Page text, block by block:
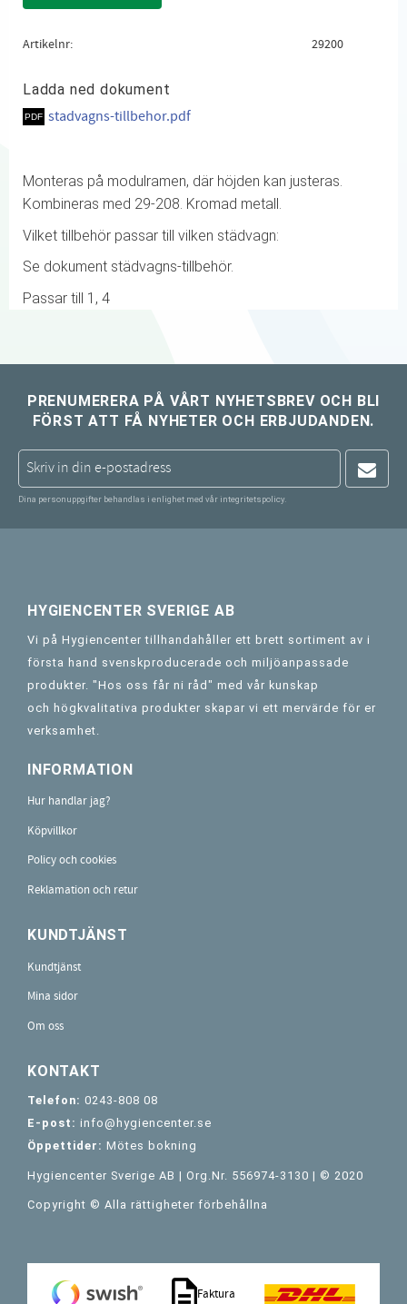
Artikelnr 29200
Ladda ned dokument
stadvagns-tillbehor.pdf
Monteras på modulramen, där höjden kan justeras.
Kombineras med 29-208. Kromad metall.
Vilket tillbehör passar till vilken städvagn:
Se dokument städvagns-tillbehör.
Passar till 1, 4
PRENUMERERA PÅ VÅRT NYHETSBREV OCH BLI
FÖRST ATT FÅ NYHETER OCH ERBJUDANDEN.
Dina personuppgifter behandlas i enlighet med vår integritetspolicy.
HYGIENCENTER SVERIGE AB
Vi på Hygiencenter tillhandahåller ett brett sortiment av i
första hand svenskproducerade och miljöanpassade
produkter. "Hos oss får ni råd" med vår kunskap
och högkvalitativa produkter skapar vi ett mervärde för er
verksamhet.
INFORMATION
Hur handlar jag?
Köpvillkor
Policy och cookies
Reklamation och retur
KUNDTJÄNST
Kundtjänst
Mina sidor
Om oss
KONTAKT
Telefon: 0243-808 08
E-post: info@hygiencenter.se
Öppettider: Mötes bokning
Hygiencenter Sverige AB | Org.Nr. 556974-3130 | © 2020
Copyright © Alla rättigheter förbehållna
Faktura